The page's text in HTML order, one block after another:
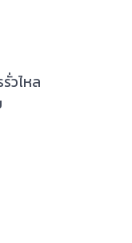
วไหล